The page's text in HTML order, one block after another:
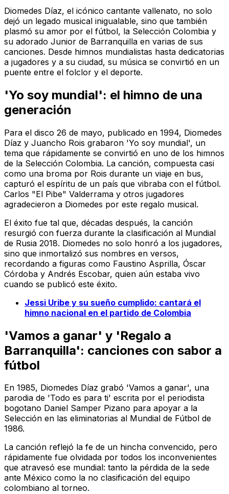
Diomedes Díaz, el icónico cantante vallenato, no solo
dejó un legado musical inigualable, sino que también
plasmó su amor por el fútbol, la Selección Colombia y
su adorado Junior de Barranquilla en varias de sus
canciones. Desde himnos mundialistas hasta dedicatorias
a jugadores y a su ciudad, su música se convirtió en un
puente entre el folclor y el deporte.
'Yo soy mundial': el himno de una
generación
Para el disco 26 de mayo, publicado en 1994, Diomedes
Díaz y Juancho Rois grabaron 'Yo soy mundial', un
tema que rápidamente se convirtió en uno de los himnos
de la Selección Colombia. La canción, compuesta casi
como una broma por Rois durante un viaje en bus,
capturó el espíritu de un país que vibraba con el fútbol.
Carlos "El Pibe" Valderrama y otros jugadores
agradecieron a Diomedes por este regalo musical.
El éxito fue tal que, décadas después, la canción
resurgió con fuerza durante la clasificación al Mundial
de Rusia 2018. Diomedes no solo honró a los jugadores,
sino que inmortalizó sus nombres en versos,
recordando a figuras como Faustino Asprilla, Óscar
Córdoba y Andrés Escobar, quien aún estaba vivo
cuando se publicó este éxito.
Jessi Uribe y su sueño cumplido: cantará el
himno nacional en el partido de Colombia
'Vamos a ganar' y 'Regalo a
Barranquilla': canciones con sabor a
fútbol
En 1985, Diomedes Díaz grabó 'Vamos a ganar', una
parodia de 'Todo es para ti' escrita por el periodista
bogotano Daniel Samper Pizano para apoyar a la
Selección en las eliminatorias al Mundial de Fútbol de
1986.
La canción reflejó la fe de un hincha convencido, pero
rápidamente fue olvidada por todos los inconvenientes
que atravesó ese mundial: tanto la pérdida de la sede
ante México como la no clasificación del equipo
colombiano al torneo.